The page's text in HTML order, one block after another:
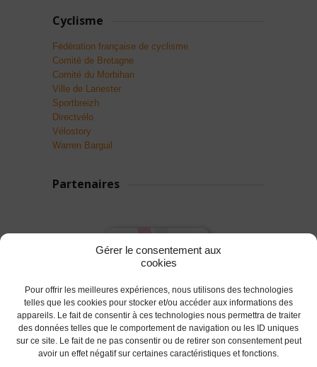
Gérer le consentement aux
cookies
Pour offrir les meilleures expériences, nous utilisons des technologies
telles que les cookies pour stocker et/ou accéder aux informations des
appareils. Le fait de consentir à ces technologies nous permettra de traiter
des données telles que le comportement de navigation ou les ID uniques
sur ce site. Le fait de ne pas consentir ou de retirer son consentement peut
avoir un effet négatif sur certaines caractéristiques et fonctions.
Cyclisme
Fédération française de cyclisme
Comité de Bretagne
Comité du Morbihan
Ville de Lanester
Sportbreizh
Directvélo
Vélostory
Warren Barguil
Partenaires